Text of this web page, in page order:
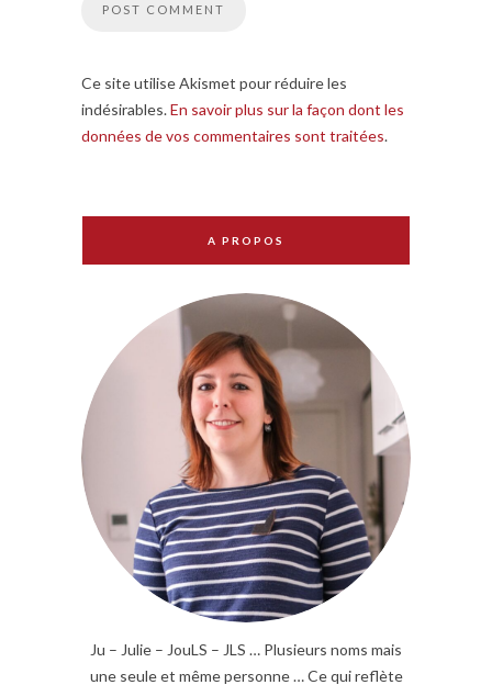
Ce site utilise Akismet pour réduire les
indésirables.En savoir plus sur la façon dont les
données de vos commentaires sont traitées.
A PROPOS
Ju – Julie – JouLS – JLS … Plusieurs noms mais
une seule et même personne … Ce qui reflète